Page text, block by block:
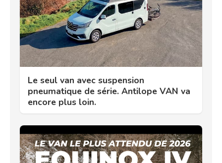
Le seul van avec suspension
pneumatique de série. Antilope VAN va
encore plus loin.